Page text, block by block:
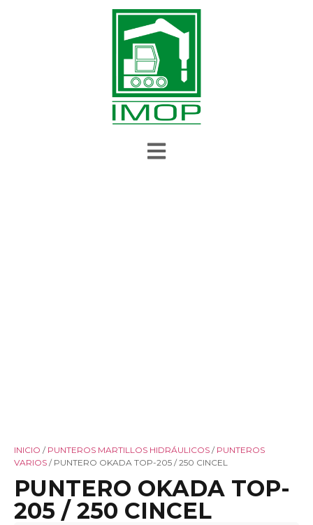
INICIO / PUNTEROS MARTILLOS HIDRÁULICOS / PUNTEROS
VARIOS / PUNTERO OKADA TOP-205 / 250 CINCEL
PUNTERO OKADA TOP-
205 / 250 CINCEL